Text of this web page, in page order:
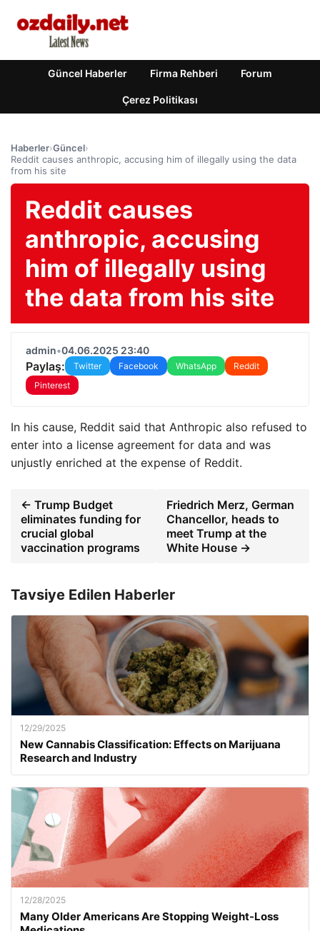
Güncel Haberler Firma Rehberi Forum
Çerez Politikası
Haberler›Güncel›
Reddit causes anthropic, accusing him of illegally using the data
from his site
Reddit causes
anthropic, accusing
him of illegally using
the data from his site
admin•04.06.2025 23:40
Paylaş: Twitter Facebook WhatsApp
Reddit
Pinterest
In his cause, Reddit said that Anthropic also refused to
enter into a license agreement for data and was
unjustly enriched at the expense of Reddit.
← Trump Budget
eliminates funding for
crucial global
vaccination programs
Friedrich Merz, German
Chancellor, heads to
meet Trump at the
White House →
Tavsiye Edilen Haberler
12/29/2025
New Cannabis Classification: Effects on Marijuana
Research and Industry
12/28/2025
Many Older Americans Are Stopping Weight-Loss